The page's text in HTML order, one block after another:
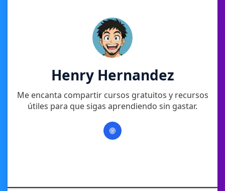
Henry Hernandez
Me encanta compartir cursos gratuitos y recursos
útiles para que sigas aprendiendo sin gastar.
🌐